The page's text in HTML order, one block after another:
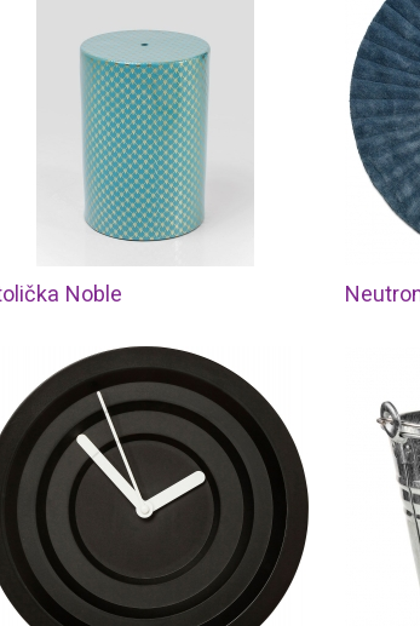
Noble